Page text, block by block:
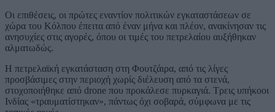
Οι επιθέσεις, οι πρώτες εναντίον πολιτικών εγκαταστάσεων σε
χώρα του Κόλπου έπειτα από έναν μήνα και πλέον, ανακίνησαν τις
ανησυχίες στις αγορές, όπου οι τιμές του πετρελαίου αυξήθηκαν
αλματωδώς.
Η πετρελαϊκή εγκατάσταση στη Φουτζάιρα, από τις λίγες
προσβάσιμες στην περιοχή χωρίς διέλευση από τα στενά,
στοχοποιήθηκε από drone που προκάλεσε πυρκαγιά. Τρεις υπήκοοι
Ινδίας «τραυματίστηκαν», πάντως όχι σοβαρά, σύμφωνα με τις